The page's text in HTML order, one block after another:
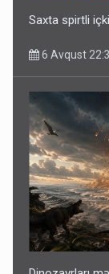
Saxta spirtli
6 Avqust